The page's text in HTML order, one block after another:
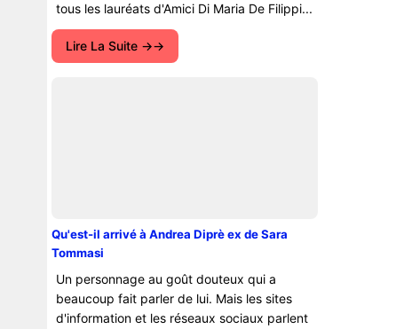
tous les lauréats d'Amici Di Maria De Filippi...
Lire La Suite →
Qu'est-il arrivé à Andrea Diprè ex de Sara
Tommasi
Un personnage au goût douteux qui a
beaucoup fait parler de lui. Mais les sites
d'information et les réseaux sociaux parlent